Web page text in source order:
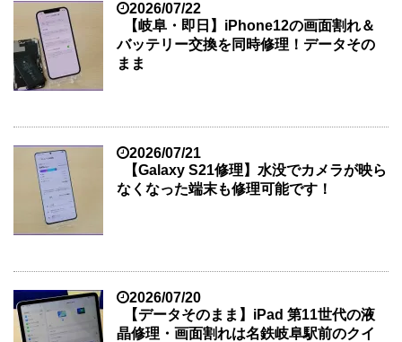
2026/07/22
【岐阜・即日】iPhone12の画面割れ＆
バッテリー交換を同時修理！データその
まま
2026/07/21
【Galaxy S21修理】水没でカメラが映ら
なくなった端末も修理可能です！
2026/07/20
【データそのまま】iPad 第11世代の液
晶修理・画面割れは名鉄岐阜駅前のクイ